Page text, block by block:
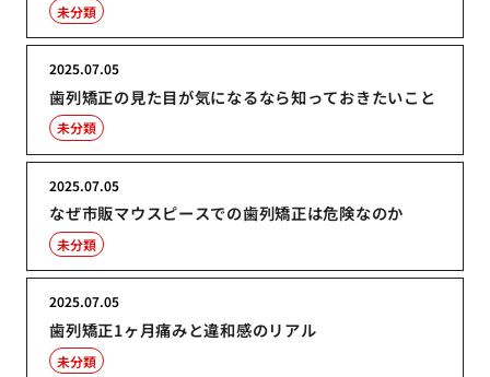
未分類
歯列矯正の見た目が気になるなら知っておきたいこと
2025.07.05
未分類
なぜ市販マウスピースでの歯列矯正は危険なのか
2025.07.05
未分類
歯列矯正1ヶ月痛みと違和感のリアル
2025.07.05
未分類